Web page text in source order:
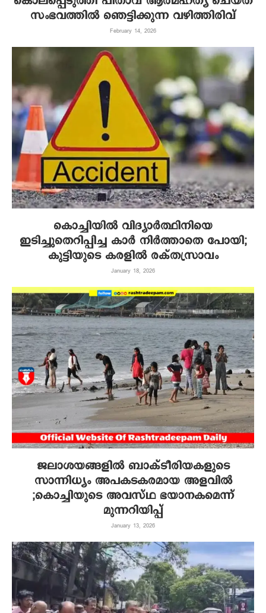
സംഭവത്തില്‍ ഞെട്ടിക്കുന്ന വഴിത്തിരിവ്
February 14, 2026
കൊച്ചിയിൽ വിദ്യാർത്ഥിനിയെ
ഇടിച്ചുതെറിപ്പിച്ച കാർ നിർത്താതെ പോയി;
കുട്ടിയുടെ കരളിൽ രക്തസ്രാവം
January 18, 2026
ജലാശയങ്ങളിൽ ബാക്ടീരിയകളുടെ
സാന്നിധ്യം അപകടകരമായ അളവിൽ
;കൊച്ചിയുടെ അവസ്ഥ ഭയാനകമെന്ന്
മുന്നറിയിപ്പ്
January 13, 2026